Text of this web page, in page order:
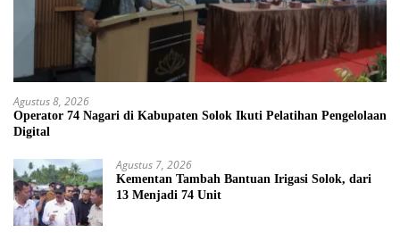
Agustus 8, 2026
Operator 74 Nagari di Kabupaten Solok Ikuti Pelatihan Pengelolaan
Digital
Agustus 7, 2026
Kementan Tambah Bantuan Irigasi Solok, dari
13 Menjadi 74 Unit